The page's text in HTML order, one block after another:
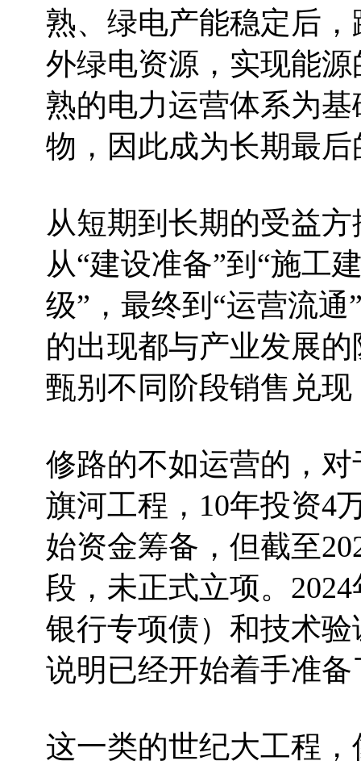
熟、绿电产能稳定后
外绿电资源，实现能
熟的电力运营体系为
物，因此成为长期最
从短期到长期的受益
从“建设准备”到“施工
级”，最终到“运营流
的出现都与产业发展
甄别不同阶段销售兑
修路的不如运营的，
旗河工程，10年投资4
始资金筹备，但截至
段，未正式立项。
银行专项债）和技术
说明已经开始着手准备
这一类的世纪大工程